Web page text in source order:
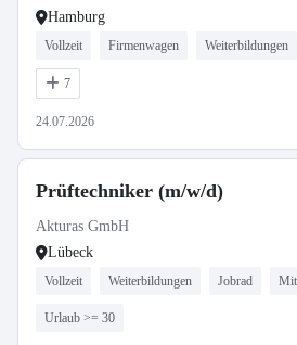
Hamburg
Vollzeit Firmenwagen Weiterbildungen
7
24.07.2026
Prüftechniker (m/w/d)
Akturas GmbH
Lübeck
Vollzeit Weiterbildungen Jobrad
Urlaub >= 30